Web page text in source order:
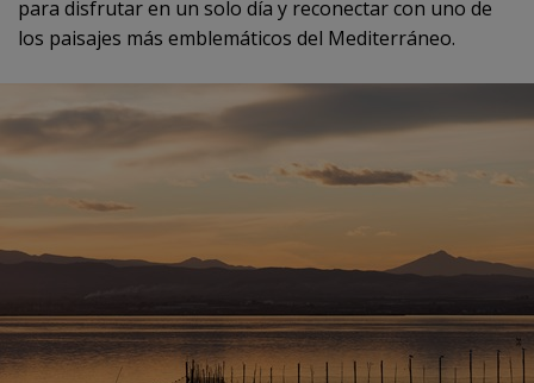
para disfrutar en un solo día y reconectar con uno de
los paisajes más emblemáticos del Mediterráneo.